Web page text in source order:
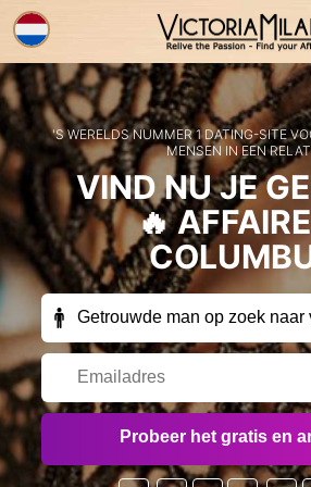
'S WERELDS NUMMER 1 DATING-SITE
MENSEN IN EEN
VIND NU JE
🔥 AFFAIRE
Wilt u af en toe exclusieve e-
(zoals gratis
aanbiedingen, gratis
Probeer het gratis en